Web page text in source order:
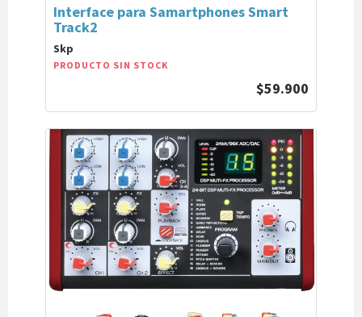
Interface para Samartphones Smart
Track2
Skp
PRODUCTO SIN STOCK
$59.900